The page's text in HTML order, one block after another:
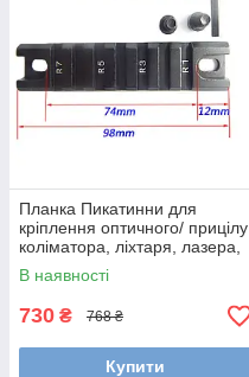
Планка Пикатинни для
кріплення оптичного/ прицілу
коліматора, ліхтаря, лазера,
ЛЦУ 21 мм
В наявності
730 ₴ 768 ₴
Купити